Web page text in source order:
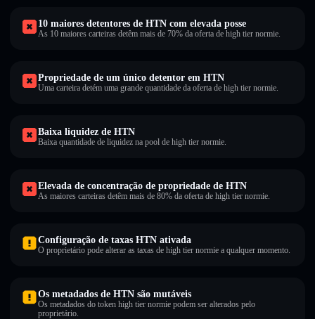
10 maiores detentores de HTN com elevada posse
As 10 maiores carteiras detêm mais de 70% da oferta de high tier normie.
Propriedade de um único detentor em HTN
Uma carteira detém uma grande quantidade da oferta de high tier normie.
Baixa liquidez de HTN
Baixa quantidade de liquidez na pool de high tier normie.
Elevada de concentração de propriedade de HTN
As maiores carteiras detêm mais de 80% da oferta de high tier normie.
Configuração de taxas HTN ativada
O proprietário pode alterar as taxas de high tier normie a qualquer momento.
Os metadados de HTN são mutáveis
Os metadados do token high tier normie podem ser alterados pelo
proprietário.